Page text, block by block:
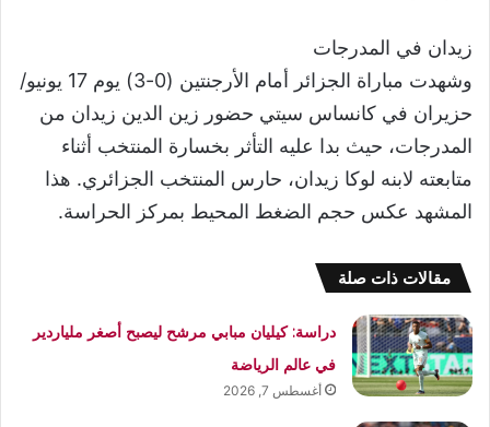
زيدان في المدرجات
وشهدت مباراة الجزائر أمام الأرجنتين (0-3) يوم 17 يونيو/
حزيران في كانساس سيتي حضور زين الدين زيدان من
المدرجات، حيث بدا عليه التأثر بخسارة المنتخب أثناء
متابعته لابنه لوكا زيدان، حارس المنتخب الجزائري. هذا
المشهد عكس حجم الضغط المحيط بمركز الحراسة.
مقالات ذات صلة
دراسة: كيليان مبابي مرشح ليصبح أصغر ملياردير
في عالم الرياضة
أغسطس 7, 2026